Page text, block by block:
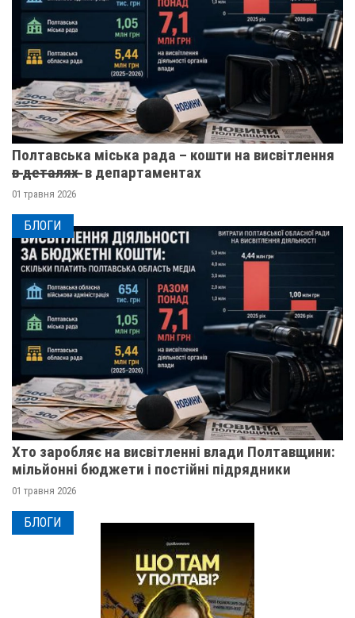
Полтавська міська рада – кошти на висвітлення
в̶ ̶д̶е̶т̶а̶л̶я̶х̶ ̶ в департаментах
01 травня 2026
БЛОГИ
Хто заробляє на висвітленні влади Полтавщини:
мільйонні бюджети і постійні підрядники
01 травня 2026
БЛОГИ